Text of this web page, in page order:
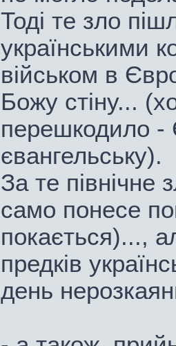
Тоді те зло
українськими
військом в
Божу стіну...
перешкодило -
євангельську).
За те північне
само понесе
покається)...,
предків
день